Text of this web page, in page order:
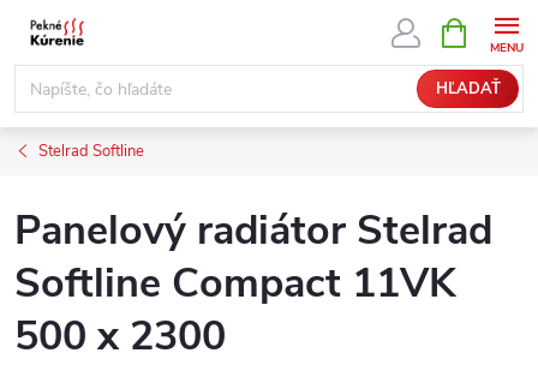
Prejsť
obsah
HĽADAŤ
KOŠÍK
Stelrad Softline
Panelový radiátor Stelrad
Softline Compact 11VK
500 x 2300